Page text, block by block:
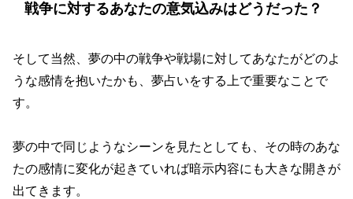
戦争に対するあなたの意気込みはどうだった？
そして当然、夢の中の戦争や戦場に対してあなたがどのよ
うな感情を抱いたかも、夢占いをする上で重要なことで
す。
夢の中で同じようなシーンを見たとしても、その時のあな
たの感情に変化が起きていれば暗示内容にも大きな開きが
出てきます。